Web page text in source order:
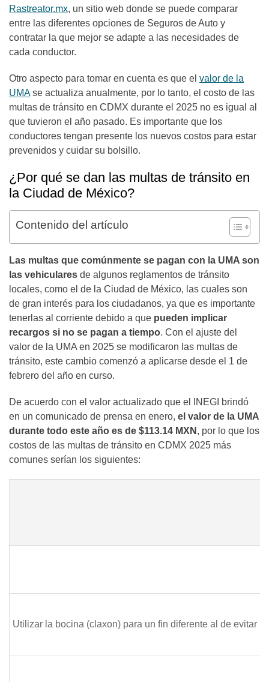
Rastreator.mx, un sitio web donde se puede comparar
entre las diferentes opciones de Seguros de Auto y
contratar la que mejor se adapte a las necesidades de
cada conductor.
Otro aspecto para tomar en cuenta es que el valor de la
UMAse actualiza anualmente, por lo tanto, el costo de las
multas de tránsito en CDMX durante el 2025 no es igual al
que tuvieron el año pasado. Es importante que los
conductores tengan presente los nuevos costos para estar
prevenidos y cuidar su bolsillo.
¿Por qué se dan las multas de tránsito en
la Ciudad de México?
Contenido del artículo
Las multas que comúnmente se pagan con la UMA son
las vehiculares de algunos reglamentos de tránsito
locales, como el de la Ciudad de México, las cuales son
de gran interés para los ciudadanos, ya que es importante
tenerlas al corriente debido a que pueden implicar
recargos si no se pagan a tiempo. Con el ajuste del
valor de la UMA en 2025 se modificaron las multas de
tránsito, este cambio comenzó a aplicarse desde el 1 de
febrero del año en curso.
De acuerdo con el valor actualizado que el INEGI brindó
en un comunicado de prensa en enero, el valor de la UMA
durante todo este año es de $113.14 MXN , por lo que los
costos de las multas de tránsito en CDMX 2025 más
comunes serían los siguientes:
Utilizar la bocina (claxon) para un fin diferente al de evitar